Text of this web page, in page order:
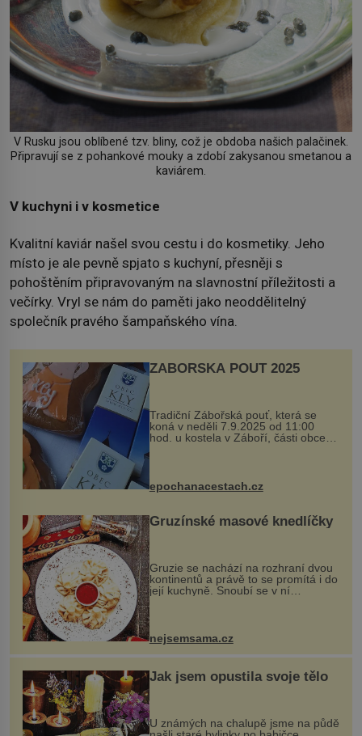
V Rusku jsou oblíbené tzv. bliny, což je obdoba našich palačinek.
Připravují se z pohankové mouky a zdobí zakysanou smetanou a
kaviárem.
V kuchyni i v kosmetice
Kvalitní kaviár našel svou cestu i do kosmetiky. Jeho
místo je ale pevně spjato s kuchyní, přesněji s
pohoštěním připravovaným na slavnostní příležitosti a
večírky. Vryl se nám do paměti jako neoddělitelný
společník pravého šampaňského vína.
ZÁBOŘSKÁ POUŤ 2025
Tradiční Zábořská pouť, která se
koná v neděli 7.9.2025 od 11:00
hod. u kostela v Záboří, části obce
Kly u Mělníka. V programu naleznete
komentovanou prohlídku kostela,
epochanacestach.cz
Gruzínské masové knedlíčky
Gruzie se nachází na rozhraní dvou
kontinentů a právě to se promítá i do
její kuchyně. Snoubí se v ní
evropské a asijské chutě a díky tomu
vznikají rozmanité a chuťově bohaté
pokrmy, které rozhodně st...
nejsemsama.cz
Jak jsem opustila svoje tělo
U známých na chalupě jsme na půdě